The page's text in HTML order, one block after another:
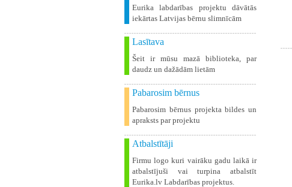
Eurika labdarības projektu dāvātās
iekārtas Latvijas bērnu slimnīcām
Lasītava
Šeit ir mūsu mazā biblioteka, par
daudz un dažādām lietām
Pabarosim bērnus
Pabarosim bērnus projekta bildes un
apraksts par projektu
Atbalstītāji
Firmu logo kuri vairāku gadu laikā ir
atbalstījuši vai turpina atbalstīt
Eurika.lv Labdarības projektus.